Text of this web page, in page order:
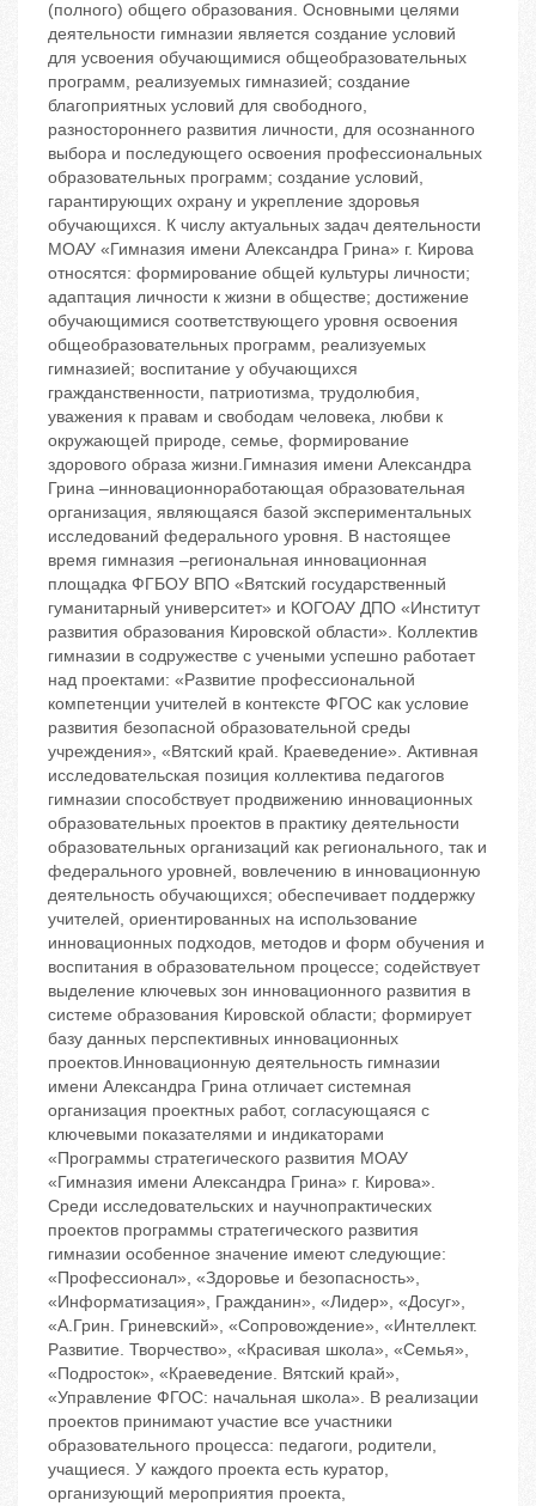
(полного) общего образования. Основными целями
деятельности гимназии является создание условий
для усвоения обучающимися общеобразовательных
программ, реализуемых гимназией; создание
благоприятных условий для свободного,
разностороннего развития личности, для осознанного
выбора и последующего освоения профессиональных
образовательных программ; создание условий,
гарантирующих охрану и укрепление здоровья
обучающихся. К числу актуальных задач деятельности
МОАУ «Гимназия имени Александра Грина» г. Кирова
относятся: формирование общей культуры личности;
адаптация личности к жизни в обществе; достижение
обучающимися соответствующего уровня освоения
общеобразовательных программ, реализуемых
гимназией; воспитание у обучающихся
гражданственности, патриотизма, трудолюбия,
уважения к правам и свободам человека, любви к
окружающей природе, семье, формирование
здорового образа жизни.Гимназия имени Александра
Грина –инновационноработающая образовательная
организация, являющаяся базой экспериментальных
исследований федерального уровня. В настоящее
время гимназия –региональная инновационная
площадка ФГБОУ ВПО «Вятский государственный
гуманитарный университет» и КОГОАУ ДПО «Институт
развития образования Кировской области». Коллектив
гимназии в содружестве с учеными успешно работает
над проектами: «Развитие профессиональной
компетенции учителей в контексте ФГОС как условие
развития безопасной образовательной среды
учреждения», «Вятский край. Краеведение». Активная
исследовательская позиция коллектива педагогов
гимназии способствует продвижению инновационных
образовательных проектов в практику деятельности
образовательных организаций как регионального, так и
федерального уровней, вовлечению в инновационную
деятельность обучающихся; обеспечивает поддержку
учителей, ориентированных на использование
инновационных подходов, методов и форм обучения и
воспитания в образовательном процессе; содействует
выделение ключевых зон инновационного развития в
системе образования Кировской области; формирует
базу данных перспективных инновационных
проектов.Инновационную деятельность гимназии
имени Александра Грина отличает системная
организация проектных работ, согласующаяся с
ключевыми показателями и индикаторами
«Программы стратегического развития МОАУ
«Гимназия имени Александра Грина» г. Кирова».
Среди исследовательских и научнопрактических
проектов программы стратегического развития
гимназии особенное значение имеют следующие:
«Профессионал», «Здоровье и безопасность»,
«Информатизация», Гражданин», «Лидер», «Досуг»,
«А.Грин. Гриневский», «Сопровождение», «Интеллект.
Развитие. Творчество», «Красивая школа», «Семья»,
«Подросток», «Краеведение. Вятский край»,
«Управление ФГОС: начальная школа». В реализации
проектов принимают участие все участники
образовательного процесса: педагоги, родители,
учащиеся. У каждого проекта есть куратор,
организующий мероприятия проекта,